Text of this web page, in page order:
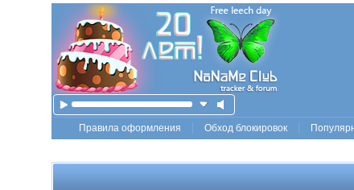
Правила оформления Обход блокировок